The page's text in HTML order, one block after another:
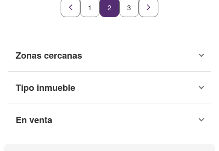
1 2 3
Zonas cercanas
Tipo inmueble
En venta